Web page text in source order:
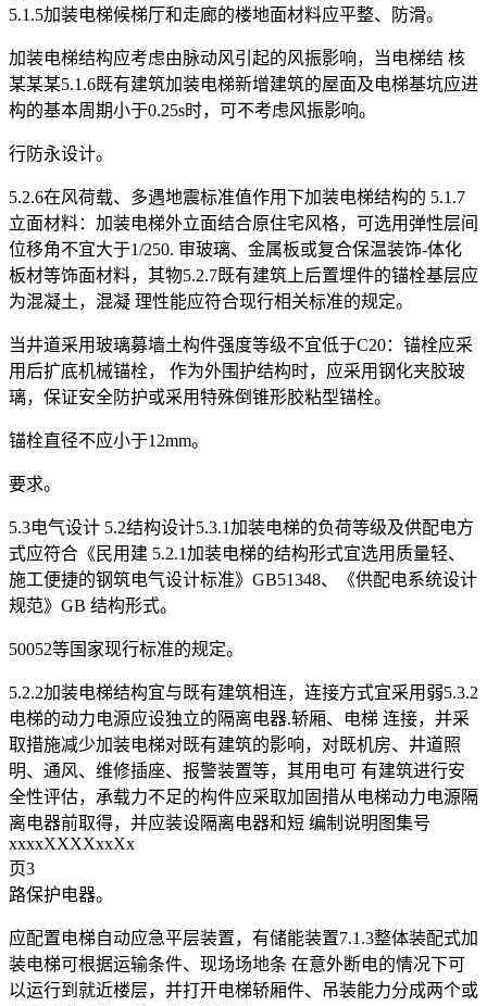
5.1.5加装电梯候梯厅和走廊的楼地面材料应平整、防滑。
加装电梯结构应考虑由脉动风引起的风振影响，当电梯结 核
某某某5.1.6既有建筑加装电梯新增建筑的屋面及电梯基坑应进
构的基本周期小于0.25s时，可不考虑风振影响。
行防永设计。
5.2.6在风荷载、多遇地震标准值作用下加装电梯结构的 5.1.7
立面材料：加装电梯外立面结合原住宅风格，可选用弹性层间
位移角不宜大于1/250. 审玻璃、金属板或复合保温装饰-体化
板材等饰面材料，其物5.2.7既有建筑上后置埋件的锚栓基层应
为混凝土，混凝 理性能应符合现行相关标准的规定。
当井道采用玻璃募墙土构件强度等级不宜低于C20：锚栓应采
用后扩底机械锚栓， 作为外围护结构时，应采用钢化夹胶玻
璃，保证安全防护或采用特殊倒锥形胶粘型锚栓。
锚栓直径不应小于12mm。
要求。
5.3电气设计 5.2结构设计5.3.1加装电梯的负荷等级及供配电方
式应符合《民用建 5.2.1加装电梯的结构形式宜选用质量轻、
施工便捷的钢筑电气设计标准》GB51348、《供配电系统设计
规范》GB 结构形式。
50052等国家现行标准的规定。
5.2.2加装电梯结构宜与既有建筑相连，连接方式宜采用弱5.3.2
电梯的动力电源应设独立的隔离电器.轿厢、电梯 连接，并采
取措施减少加装电梯对既有建筑的影响，对既机房、井道照
明、通风、维修插座、报警装置等，其用电可 有建筑进行安
全性评估，承载力不足的构件应采取加固措从电梯动力电源隔
离电器前取得，并应装设隔离电器和短 编制说明图集号
xxxxXXXXxxXx
页3
路保护电器。
应配置电梯自动应急平层装置，有储能装置7.1.3整体装配式加
装电梯可根据运输条件、现场场地条 在意外断电的情况下可
以运行到就近楼层，并打开电梯轿厢件、吊装能力分成两个或